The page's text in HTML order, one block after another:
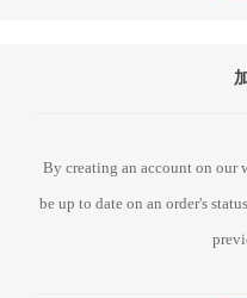
By creating an account on our
be up to date on an order's